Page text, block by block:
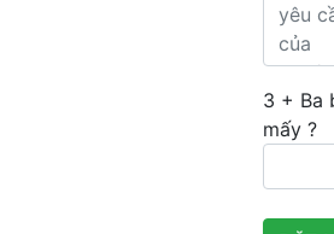
3 + Ba
mấy ?